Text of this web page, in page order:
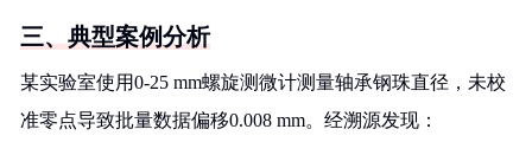
三、典型案例分析
某实验室使用0-25 mm螺旋测微计测量轴承钢珠直径，未校
准零点导致批量数据偏移0.008 mm。经溯源发现：